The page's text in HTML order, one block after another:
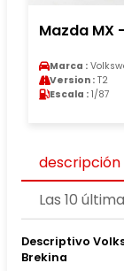
Mazda MX
Marca :
Version : T2
Escala : 1/87
descripción
Las 10
Descriptivo
Brekina